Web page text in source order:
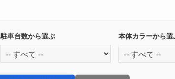
駐車台数から選ぶ 本体カラーから選